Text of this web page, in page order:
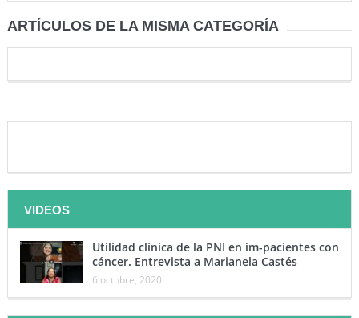
ARTÍCULOS DE LA MISMA CATEGORÍA
VIDEOS
Utilidad clínica de la PNI en im-pacientes con
cáncer. Entrevista a Marianela Castés
6 octubre, 2020